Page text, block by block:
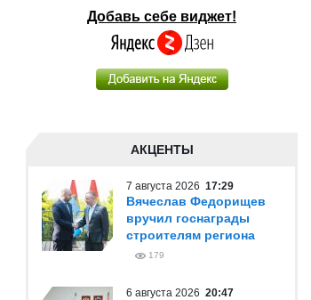
Добавь себе виджет!
АКЦЕНТЫ
7 августа 2026 17:29
Вячеслав Федорищев
вручил госнаграды
строителям региона
179
6 августа 2026 20:47